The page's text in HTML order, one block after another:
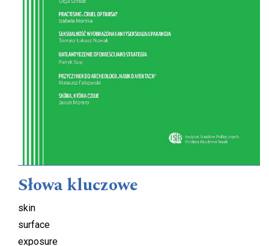
Słowa kluczowe
skin
surface
exposure